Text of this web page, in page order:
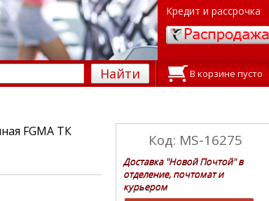
Кредит и рассрочка
Найти В корзине пусто
FGMA ТК
Код: MS-16275
Доставка "Новой Почтой" в
отделение, почтомат и
курьером